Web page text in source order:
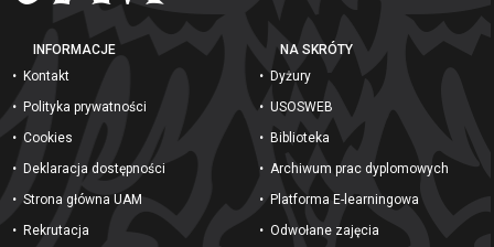
INFORMACJE
Kontakt
Polityka prywatności
Cookies
Deklaracja dostępności
Strona główna UAM
Rekrutacja
NA SKRÓTY
Dyżury
USOSWEB
Biblioteka
Archiwum prac dyplomowych
Platforma E-learningowa
Odwołane zajęcia